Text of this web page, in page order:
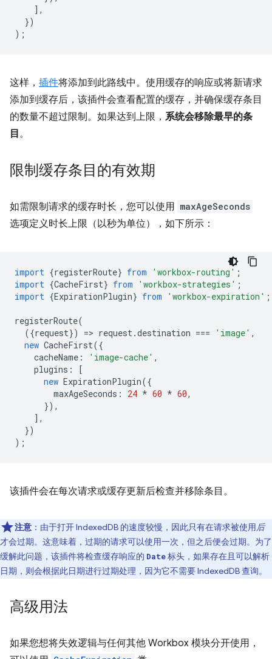
],
})
);
这样， 插件将添加到此路线中。使用缓存的响应或将新请求
添加到缓存后，该插件会查看配置的缓存，并确保缓存条目
的数量不超过限制。如果达到上限， 系统会移除最早的条
目 。
限制缓存条目的有效期
如需限制请求的缓存时长，您可以使用 maxAgeSeconds
选项定义时长上限（以秒为单位），如下所示：
import {registerRoute} from 'workbox-routing' ;
import {CacheFirst} from 'workbox-strategies' ;
import {ExpirationPlugin} from 'workbox-expiration' ;
registerRoute(
({request}) => request.destination === 'image' ,
new CacheFirst({
cacheName : 'image-cache' ,
plugins :
[
new ExpirationPlugin({
maxAgeSeconds : 24 * 60 * 60,
}),
],
})
);
该插件会在每次请求或缓存更新后检查并移除条目。
注意 ：由于打开 IndexedDB 的速度较慢，因此只有在请求被使用后
才会过期。这意味着，过期的请求可以使用一次，但之后便会过期。为了
缓解此问题，该插件将检查缓存响应的 Date标头，如果存在且可以解析
日期，则会根据此日期进行过期处理，因为它不需要 IndexedDB 查询。
高级用法
如果您想将失效逻辑与任何其他 Workbox 模块分开使用，